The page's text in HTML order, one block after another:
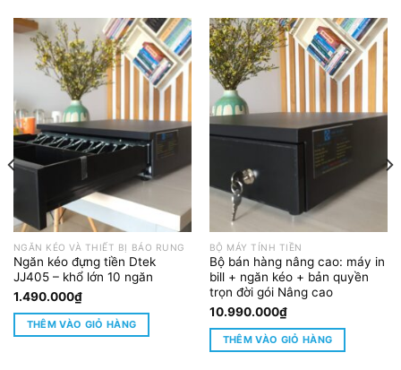
NGĂN KÉO VÀ THIẾT BỊ BÁO RUNG
Ngăn kéo đựng tiền Dtek
JJ405 – khổ lớn 10 ngăn
1.490.000₫
THÊM VÀO GIỎ HÀNG
BỘ MÁY TÍNH TIỀN
Bộ bán hàng nâng cao: máy in
bill + ngăn kéo + bản quyền
trọn đời gói Nâng cao
10.990.000₫
THÊM VÀO GIỎ HÀNG